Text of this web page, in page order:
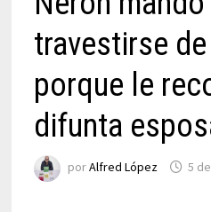
travestirse
porque le
difunta
porAlfred López 5